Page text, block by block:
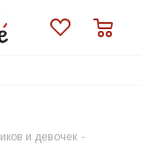
и девочек -